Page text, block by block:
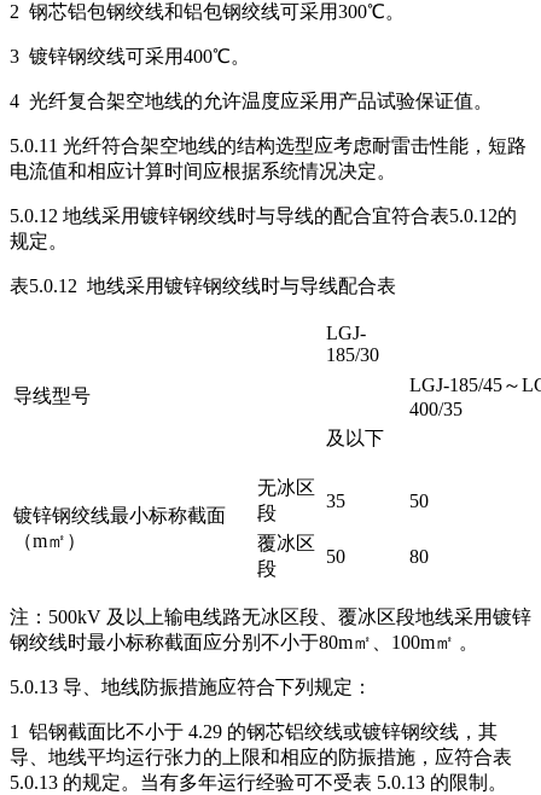
2 钢芯铝包钢绞线和铝包钢绞线可采用300℃。
3 镀锌钢绞线可采用400℃。
4 光纤复合架空地线的允许温度应采用产品试验保证值。
5.0.11 光纤符合架空地线的结构选型应考虑耐雷击性能，短路
电流值和相应计算时间应根据系统情况决定。
5.0.12 地线采用镀锌钢绞线时与导线的配合宜符合表5.0.12的
规定。
表5.0.12 地线采用镀锌钢绞线时与导线配合表
导线型号
LGJ-
185/30
及以下
LGJ-185/45～
400/35
镀锌钢绞线最小标称截面
（m㎡）
无冰区
段
35 50
覆冰区
段
50 80
注：500kV 及以上输电线路无冰区段、覆冰区段地线采用镀锌
钢绞线时最小标称截面应分别不小于80m㎡、100m㎡ 。
5.0.13 导、地线防振措施应符合下列规定：
1 铝钢截面比不小于 4.29 的钢芯铝绞线或镀锌钢绞线，其
导、地线平均运行张力的上限和相应的防振措施，应符合表
5.0.13 的规定。当有多年运行经验可不受表 5.0.13 的限制。